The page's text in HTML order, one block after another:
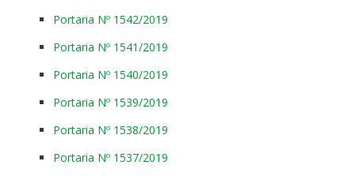
Portaria Nº 1542/2019
Portaria Nº 1541/2019
Portaria Nº 1540/2019
Portaria Nº 1539/2019
Portaria Nº 1538/2019
Portaria Nº 1537/2019